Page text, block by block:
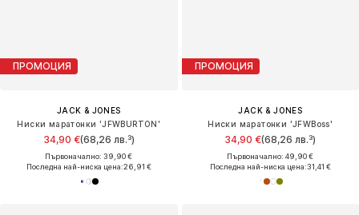
ПРОМОЦИЯ
JACK & JONES
Ниски маратонки 'JFWBURTON'
34,90 €(68,26 лв.³)
Първоначално: 39,90 €
Последна най-ниска цена:26,91 €
ПРОМОЦИЯ
JACK & JONES
Ниски маратонки 'JFWBoss'
34,90 €(68,26 лв.³)
Първоначално: 49,90 €
Последна най-ниска цена:31,41 €